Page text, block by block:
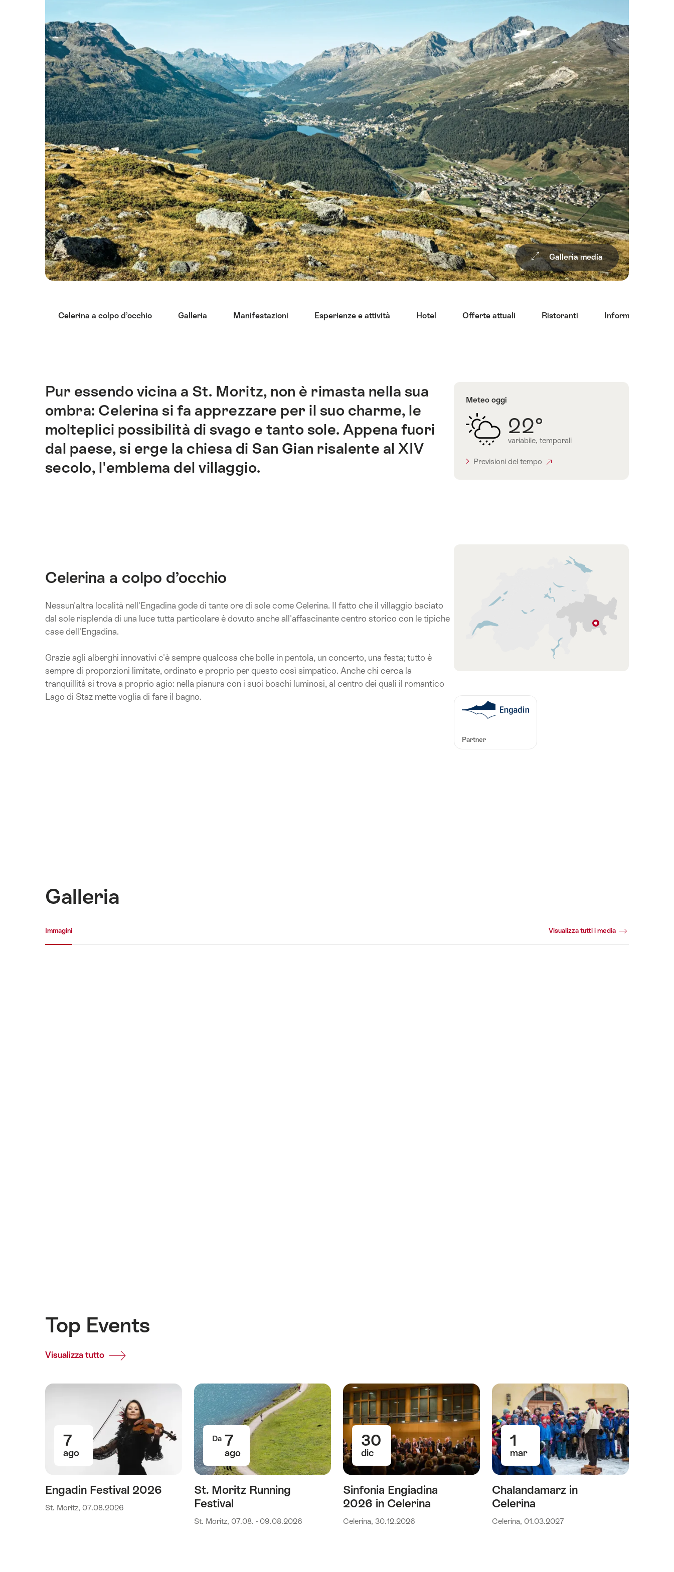
Galleria media
ai
punti
di
ancoraggio
di
questo
sito.
Celerina a colpo d’occhio Galleria Manifestazioni Esperienze e attività Hotel Offerte attuali Ristoranti Informazioni per il
Introduzione
Pur essendo vicina a St. Moritz, non è rimasta nella sua
ombra: Celerina si fa apprezzare per il suo charme, le
molteplici possibilità di svago e tanto sole. Appena fuori
dal paese, si erge la chiesa di San Gian risalente al XIV
secolo, l'emblema del villaggio.
Meteo oggi
22°
variabile, temporali
Previsioni del tempo
Celerina a colpo d’occhio
Nessun'altra località nell'Engadina gode di tante ore di sole come Celerina. Il fatto che il villaggio baciato
dal sole risplenda di una luce tutta particolare è dovuto anche all'affascinante centro storico con le tipiche
case dell'Engadina.
Grazie agli alberghi innovativi c'è sempre qualcosa che bolle in pentola, un concerto, una festa; tutto è
sempre di proporzioni limitate, ordinato e proprio per questo così simpatico. Anche chi cerca la
tranquillità si trova a proprio agio: nella pianura con i suoi boschi luminosi, al centro dei quali il romantico
Lago di Staz mette voglia di fare il bagno.
Celerina
Partner
Galleria
Immagini Visualizza tutti i media
Top Events
Visualizza tutto Top
7
ago
Engadin Festival 2026
St. Moritz, 07.08.2026
Da 7
ago
St. Moritz Running
Festival
St. Moritz, 07.08. - 09.08.2026
30
dic
Sinfonia Engiadina
2026 in Celerina
Celerina, 30.12.2026
1
mar
Chalandamarz in
Celerina
Celerina, 01.03.2027